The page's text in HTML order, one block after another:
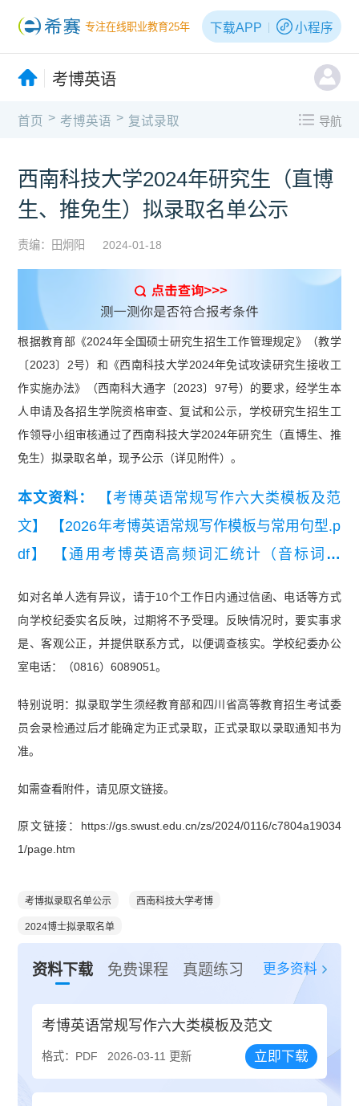
专注在线职业教育25年 下载APP 小程序
考博英语
首页 > 考博英语 > 复试录取 导航
西南科技大学2024年研究生（直博
生、推免生）拟录取名单公示
责编：田炯阳 2024-01-18
根据教育部《2024年全国硕士研究生招生工作管理规定》（教学
〔2023〕2号）和《西南科技大学2024年免试攻读研究生接收工
作实施办法》（西南科大通字〔2023〕97号）的要求，经学生本
人申请及各招生学院资格审查、复试和公示，学校研究生招生工
作领导小组审核通过了西南科技大学2024年研究生（直博生、推
免生）拟录取名单，现予公示（详见附件）。
本文资料：
【考博英语常规写作六大类模板及范
文】
【2026年考博英语常规写作模板与常用句型.p
df】
【通用考博英语高频词汇统计（音标词义
如对名单人选有异议，请于10个工作日内通过信函、电话等方式
向学校纪委实名反映，过期将不予受理。反映情况时，要实事求
是、客观公正，并提供联系方式，以便调查核实。学校纪委办公
室电话：（0816）6089051。
特别说明：拟录取学生须经教育部和四川省高等教育招生考试委
员会录检通过后才能确定为正式录取，正式录取以录取通知书为
准。
如需查看附件，请见原文链接。
原文链接：https://gs.swust.edu.cn/zs/2024/0116/c7804a19034
1/page.htm
考博拟录取名单公示 西南科技大学考博
2024博士拟录取名单
资料下载 免费课程 真题练习 更多资料
考博英语常规写作六大类模板及范文
格式：PDF 2026-03-11 更新 立即下载